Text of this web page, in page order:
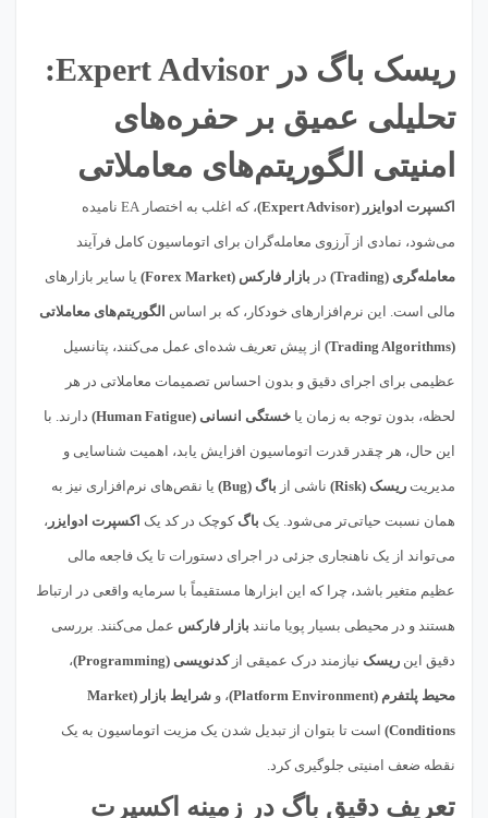
ریسک باگ در Expert Advisor:
تحلیلی عمیق بر حفره‌های
امنیتی الگوریتم‌های معاملاتی
اکسپرت ادوایزر (Expert Advisor) ، که اغلب به اختصار EA نامیده
می‌شود، نمادی از آرزوی معامله‌گران برای اتوماسیون کامل فرآیند
معامله‌گری (Trading) در بازار فارکس (Forex Market) یا سایر بازارهای
مالی است. این نرم‌افزارهای خودکار، که بر اساس الگوریتم‌های معاملاتی
(Trading Algorithms) از پیش تعریف شده‌ای عمل می‌کنند، پتانسیل
عظیمی برای اجرای دقیق و بدون احساس تصمیمات معاملاتی در هر
لحظه، بدون توجه به زمان یا خستگی انسانی (Human Fatigue) دارند. با
این حال، هر چقدر قدرت اتوماسیون افزایش یابد، اهمیت شناسایی و
مدیریت ریسک (Risk) ناشی از باگ (Bug) یا نقص‌های نرم‌افزاری نیز به
همان نسبت حیاتی‌تر می‌شود. یک باگ کوچک در کد یک اکسپرت ادوایزر ،
می‌تواند از یک ناهنجاری جزئی در اجرای دستورات تا یک فاجعه مالی
عظیم متغیر باشد، چرا که این ابزارها مستقیماً با سرمایه واقعی در ارتباط
هستند و در محیطی بسیار پویا مانند بازار فارکس عمل می‌کنند. بررسی
دقیق این ریسک نیازمند درک عمیقی ازکدنویسی (Programming) ،
محیط پلتفرم (Platform Environment) ، و شرایط بازار (Market
Conditions) است تا بتوان از تبدیل شدن یک مزیت اتوماسیون به یک
نقطه ضعف امنیتی جلوگیری کرد.
تعریف دقیق باگ در زمینه اکسپرت